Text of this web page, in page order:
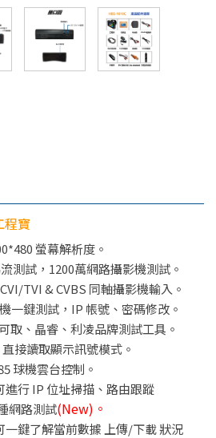
程寶
螢幕解析度。
測試，1200萬網路攝影機測試。
TVI & CVBS 同軸攝影機輸入。
一鍵測試，IP 帳號、密碼修改。
取、晶睿、利凌品牌測試工具。
接讀取顯示訊號模式。
球機雲台控制。
行 IP 位址掃描、路由跟蹤
網路測試(New)。
一鍵了解當前數據 上傳/下載 狀況